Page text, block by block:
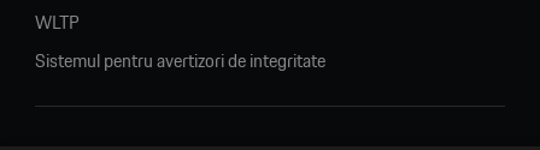
WLTP
Sistemul pentru avertizori de integritate